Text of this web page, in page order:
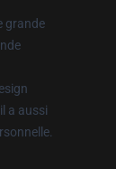
grande
a aussi